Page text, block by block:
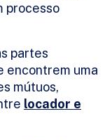
processo
partes
encontrem uma
mútuos,
locador e